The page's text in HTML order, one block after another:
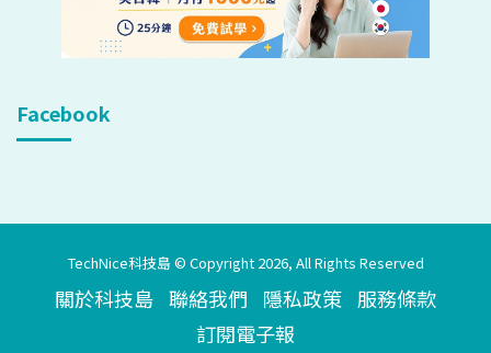
Facebook
TechNice科技島 © Copyright 2026, All Rights Reserved
關於科技島 聯絡我們 隱私政策 服務條款
訂閱電子報